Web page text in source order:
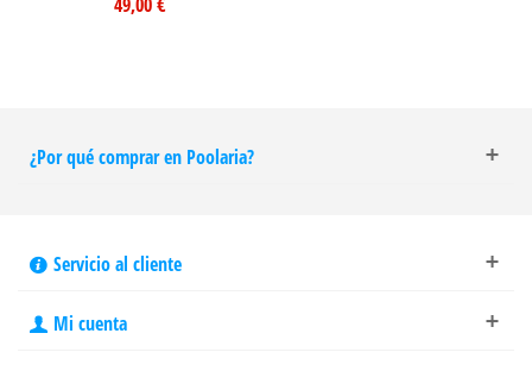
¿Por qué comprar en Poolaria?
Servicio al cliente
Mi cuenta